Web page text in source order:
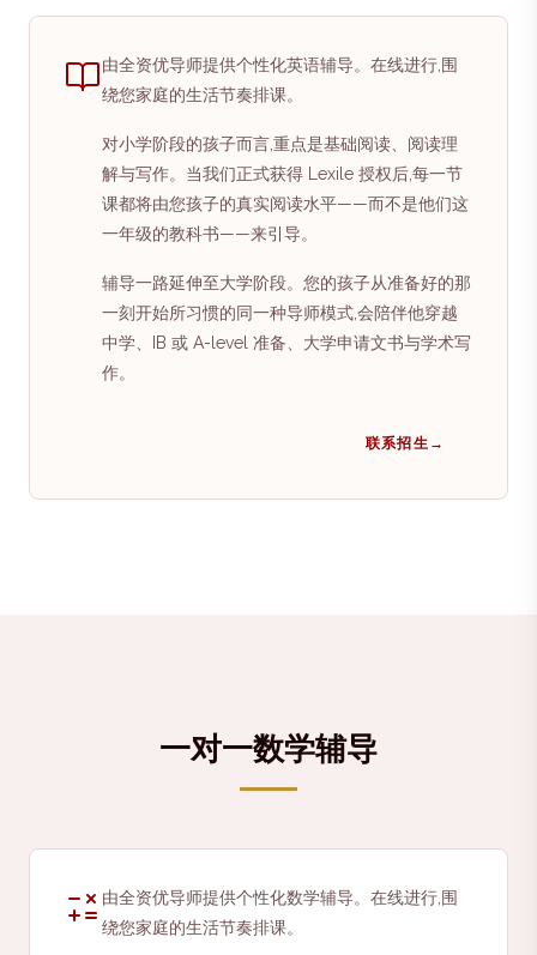
由全资优导师提供个性化英语辅导。在线进行,围
绕您家庭的生活节奏排课。
对小学阶段的孩子而言,重点是基础阅读、阅读理
解与写作。当我们正式获得 Lexile 授权后,每一节
课都将由您孩子的真实阅读水平——而不是他们这
一年级的教科书——来引导。
辅导一路延伸至大学阶段。您的孩子从准备好的那
一刻开始所习惯的同一种导师模式,会陪伴他穿越
中学、IB 或 A-level 准备、大学申请文书与学术写
作。
联系招生 →
一对一数学辅导
由全资优导师提供个性化数学辅导。在线进行,围
绕您家庭的生活节奏排课。